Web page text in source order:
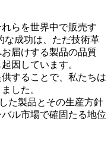
らを世界中で販売す
な成功は、ただ技術革
届けする製品の品質
因しています。
することで、私たちは
した。
た製品とその生産方針
ル市場で確固たる地位